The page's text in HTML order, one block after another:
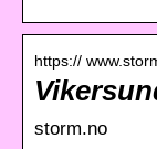
https://
storm.no